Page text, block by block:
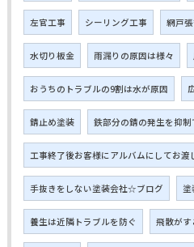
左官工事 シーリング工事 網戸張
水切り板金 雨漏りの原因は様々
おうちのトラブルの9割は水が原因
錆止め塗装 鉄部分の錆の発生を抑制
工事終了後お客様にアルバムにしてお渡
手抜きをしない塗装会社☆ブログ 塗
養生は近隣トラブルを防ぐ 飛散がす